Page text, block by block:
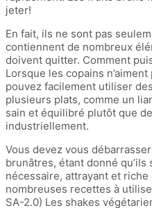
jeter!
En fait, ils ne sont pas
contiennent de nombreux
doivent quitter. Comment
Lorsque les copains
pouvez facilement utiliser
plusieurs plats, comme un
sain et équilibré plutôt que
industriellement.
Vous devez vous
brunâtres, étant donné
nécessaire, attrayant et
nombreuses recettes à
SA-2.0) Les shakes